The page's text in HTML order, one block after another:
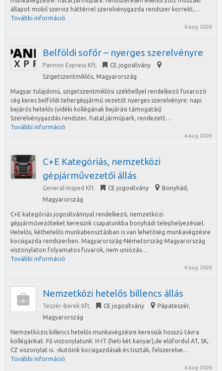
állapot mobil szerviz háttérrel szerelvénygazda rendszer korrekt,…
További információ
4 aug 2026
Belföldi sofőr – nyerges szerelvényre
Pannon Express Kft.
CE jogosítvány
Szigetszentmiklós, Magyarország
Magyar tulajdonú, szigetszentmiklósi székhellyel rendelkező fuvarozó
cég keres belföldi tehergépjármű vezetőt nyerges szerelvényre: napi
bejárós hetelős (vidéki kollégának bejárási támogatás)
Szerelvénygazdás rendszer, fiatal járműpark, rendezett…
További információ
4 aug 2026
C+E Kategóriás, nemzetközi
gépjárművezetői állás
General-Insped Kft. CE jogosítvány Bonyhád,
Magyarország
C+E kategóriás jogosítvánnyal rendelkező, nemzetközi
gépjárművezőteket keresünk csapatunkba bonyhádi telephelyezéssel.
Hetelős, kéthetelős munkabeosztásban is van lehetőség munkavégzésre
kocsigazda rendszerben. Magyarország-Németország-Magyarország
viszonylaton folyamatos fuvarok, nem uniózás…
További információ
4 aug 2026
Nemzetközi hetelős billencs állás
Teszér-Berek Kft. CE jogosítvány Pápateszér,
Magyarország
Nemzetközis billencs hetelős munkavégzésre keressük hosszú távra
kollégánkat. Fő viszonylatunk: H-IT (heti két kanyar),de előfordul AT, SK,
CZ viszonylat is. -Autóink kocsigazdásak és tiszták, felszerelve…
További információ
4 aug 2026